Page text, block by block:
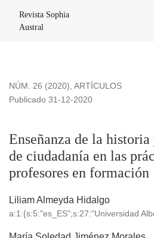
Revista Sophia
Austral
NÚM. 26 (2020), ARTÍCULOS
Enseñanza de la
de ciudadanía en las
profesores en formación
Publicado 31-12-2020
Liliam Almeyda Hidalgo
a:1:{s:5:"es_ES";s:27:"Universidad